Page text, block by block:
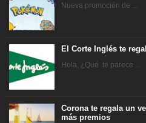
Nueva promoción de ...
El Corte Inglés te
Hola, ¿Qué te parece ...
Corona te regala un
más premios